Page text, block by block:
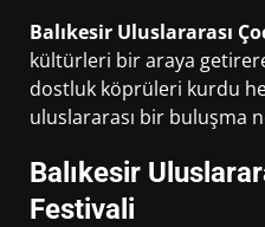
Balıkesir Uluslararası
kültürleri bir araya
dostluk köprüleri kurdu
uluslararası bir buluşma
Balıkesir
Festivali